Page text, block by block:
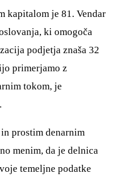
kapitalom je 81. Vendar
ki omogoča
podjetja znaša 32
primerjamo z
tokom, je
prostim denarnim
menim, da je delnica
temeljne podatke